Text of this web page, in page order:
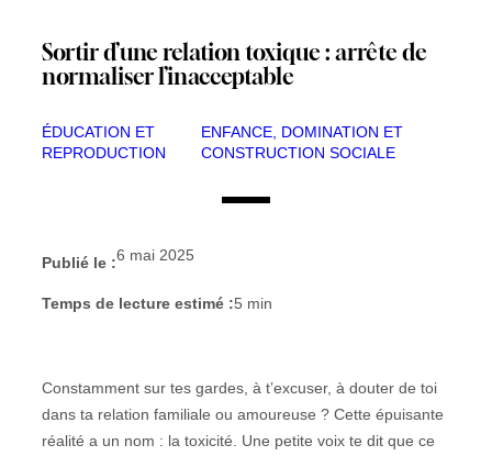
Sortir d’une relation toxique : arrête de
normaliser l’inacceptable
ÉDUCATION ET
REPRODUCTION
ENFANCE, DOMINATION ET
CONSTRUCTION SOCIALE
Publié le :6 mai 2025
Temps de lecture estimé :5 min
Constamment sur tes gardes, à t’excuser, à douter de toi
dans ta relation familiale ou amoureuse ? Cette épuisante
réalité a un nom : la toxicité. Une petite voix te dit que ce